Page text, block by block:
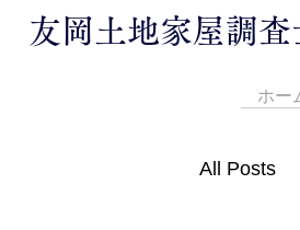
友岡土地家屋調査
ホー
All Posts